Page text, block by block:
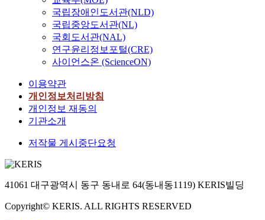
국립장애인도서관(NLD)
국립중앙도서관(NL)
국회도서관(NAL)
연구윤리정보포털(CRE)
사이언스온 (ScienceON)
이용약관
개인정보처리방침
개인정보 재동의
기관소개
저작물 게시중단요청
41061 대구광역시 동구 동내로 64(동내동1119) KERIS빌딩
Copyright© KERIS. ALL RIGHTS RESERVED